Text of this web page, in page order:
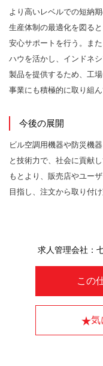
より高いレベルでの短納
生産体制の最適化を図る
安心サポートを行う。ま
ハウを活かし、インドネ
製品を提供するため、工
事業にも積極的に取り組ん
今後の展開
ビル空調用機器や防災機
と技術力で、社会に貢献
もとより、販売店やユー
目指し、注文から取り付
この
気
求人管理会社：